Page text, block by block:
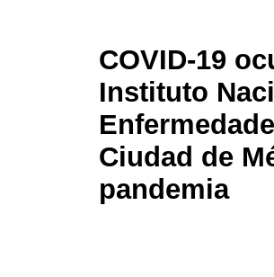
COVID-19
Instituto
Ciudad de
pandemia